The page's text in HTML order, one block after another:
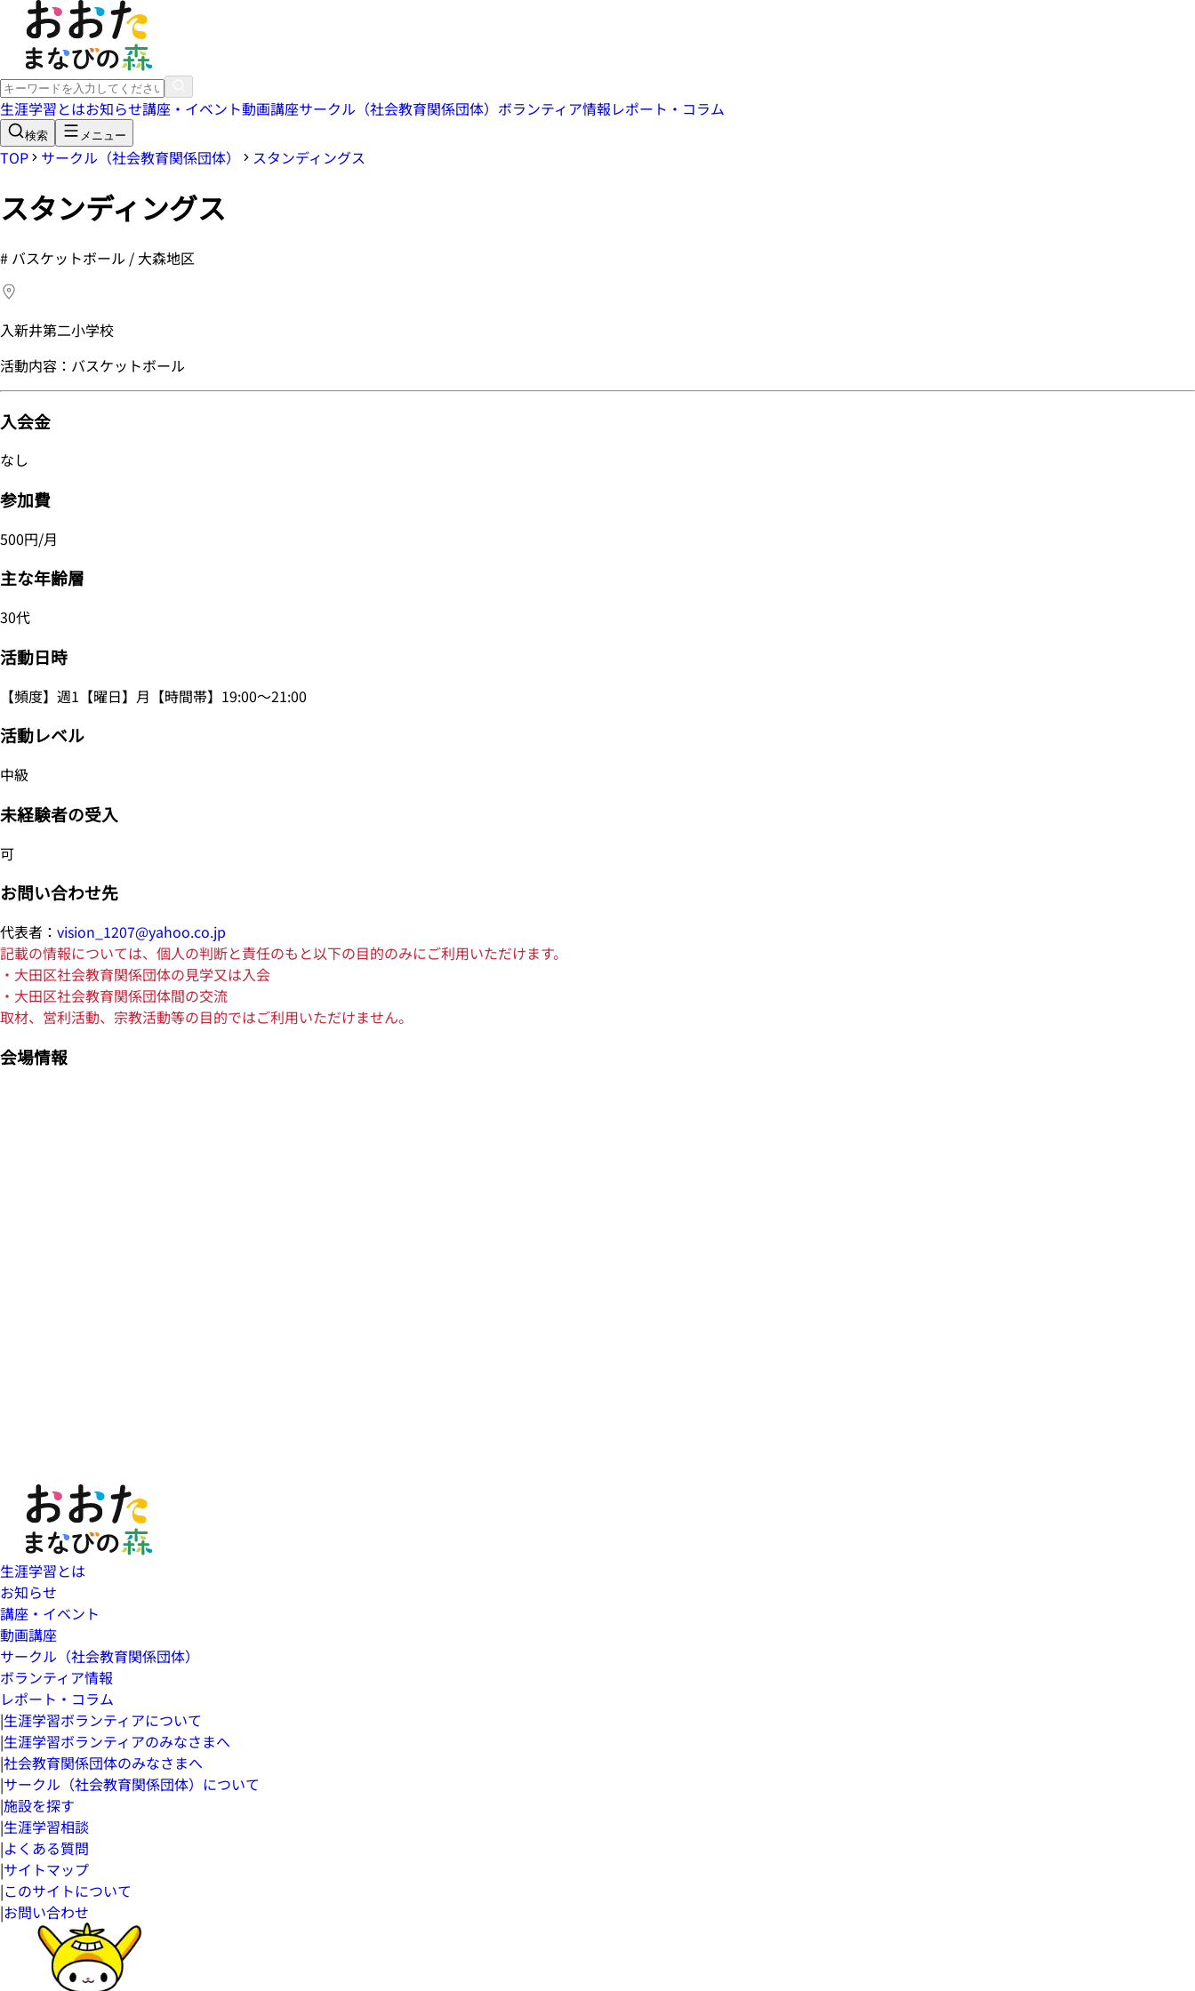
生涯学習とはお知らせ講座・イベント動画講座サークル（社会教育関係団体） ボランティア情報レポート・コラム
検索 メニュー
TOP サークル（社会教育関係団体） スタンディングス
スタンディングス
# バスケットボール / 大森地区
入新井第二小学校
活動内容：バスケットボール
入会金
なし
参加費
500円/月
主な年齢層
30代
活動日時
【頻度】週1【曜日】月【時間帯】19:00～21:00
活動レベル
中級
未経験者の受入
可
お問い合わせ先
代表者： vision_1207@yahoo.co.jp
記載の情報については、個人の判断と責任のもと以下の目的のみにご利用いただけます。
・大田区社会教育関係団体の見学又は入会
・大田区社会教育関係団体間の交流
取材、営利活動、宗教活動等の目的ではご利用いただけません。
会場情報
生涯学習とは
お知らせ
講座・イベント
動画講座
サークル（社会教育関係団体）
ボランティア情報
レポート・コラム
|生涯学習ボランティアについて
|生涯学習ボランティアのみなさまへ
|社会教育関係団体のみなさまへ
|サークル（社会教育関係団体）について
|施設を探す
|生涯学習相談
|よくある質問
|サイトマップ
|このサイトについて
|お問い合わせ